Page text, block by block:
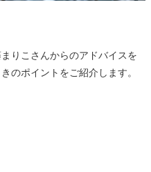
りこさんからのアドバイスを
のポイントをご紹介します。